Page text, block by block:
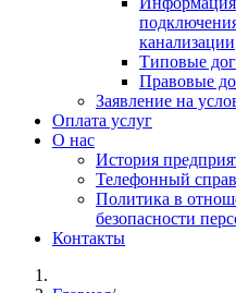
канализации
Типовые
Правовые
Заявление на
Оплата услуг
О нас
История
Телефонный
Политика в
безопасности
Контакты